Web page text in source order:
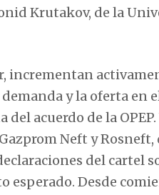
Krutakov, de la
incrementan
y la oferta en
acuerdo de la OPEP.
Neft y
del cartel
esperado. Desde